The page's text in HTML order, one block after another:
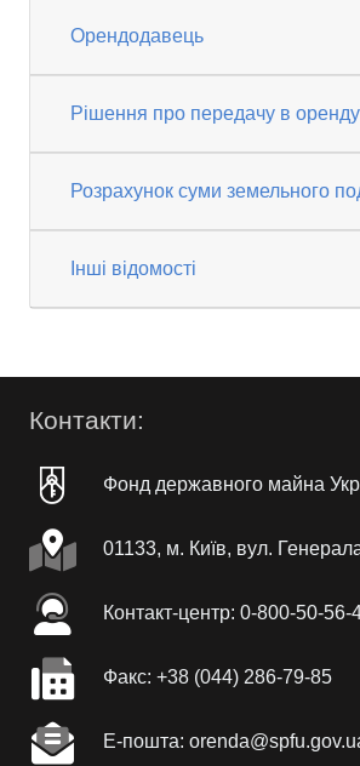
Орендодавець
Рішення про передачу в оренду
Розрахунок суми земельного
Інші відомості
Контакти:
Фонд державного майна
01133, м. Київ, вул.
Контакт-центр: 0-800-50-56-
Факc: +38 (044) 286-79-85
Е-пошта: